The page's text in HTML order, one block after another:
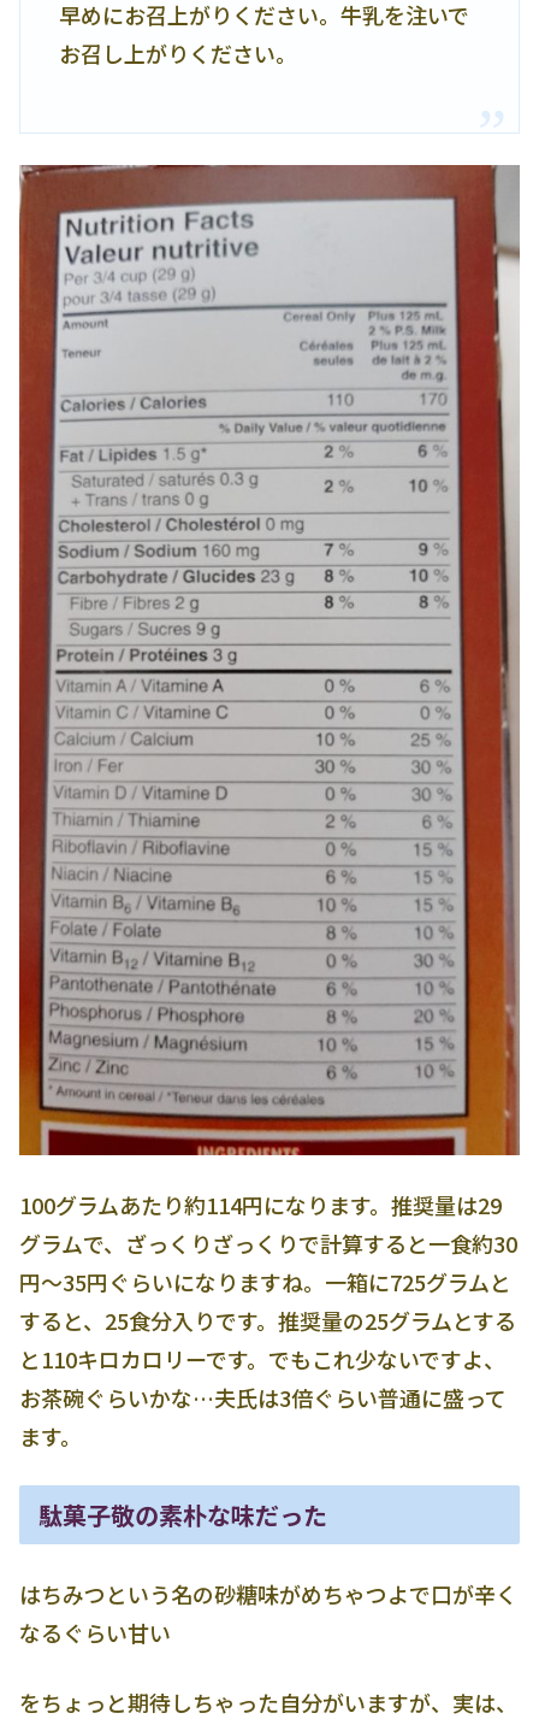
早めにお召上がりください。牛乳を注いで
お召し上がりください。
100グラムあたり約114円になります。推奨量は29
グラムで、ざっくりざっくりで計算すると一食約30
円～35円ぐらいになりますね。一箱に725グラムと
すると、25食分入りです。推奨量の25グラムとする
と110キロカロリーです。でもこれ少ないですよ、
お茶碗ぐらいかな…夫氏は3倍ぐらい普通に盛って
ます。
駄菓子敬の素朴な味だった
はちみつという名の砂糖味がめちゃつよで口が辛く
なるぐらい甘い
をちょっと期待しちゃった自分がいますが、実は、